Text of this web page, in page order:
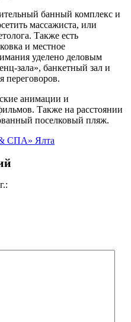
банный комплекс и
массажиста, или
Также есть
и местное
уделено деловым
зала», банкетный зал и
переговоров.
анимации и
Также на расстоянии
поселковый пляж.